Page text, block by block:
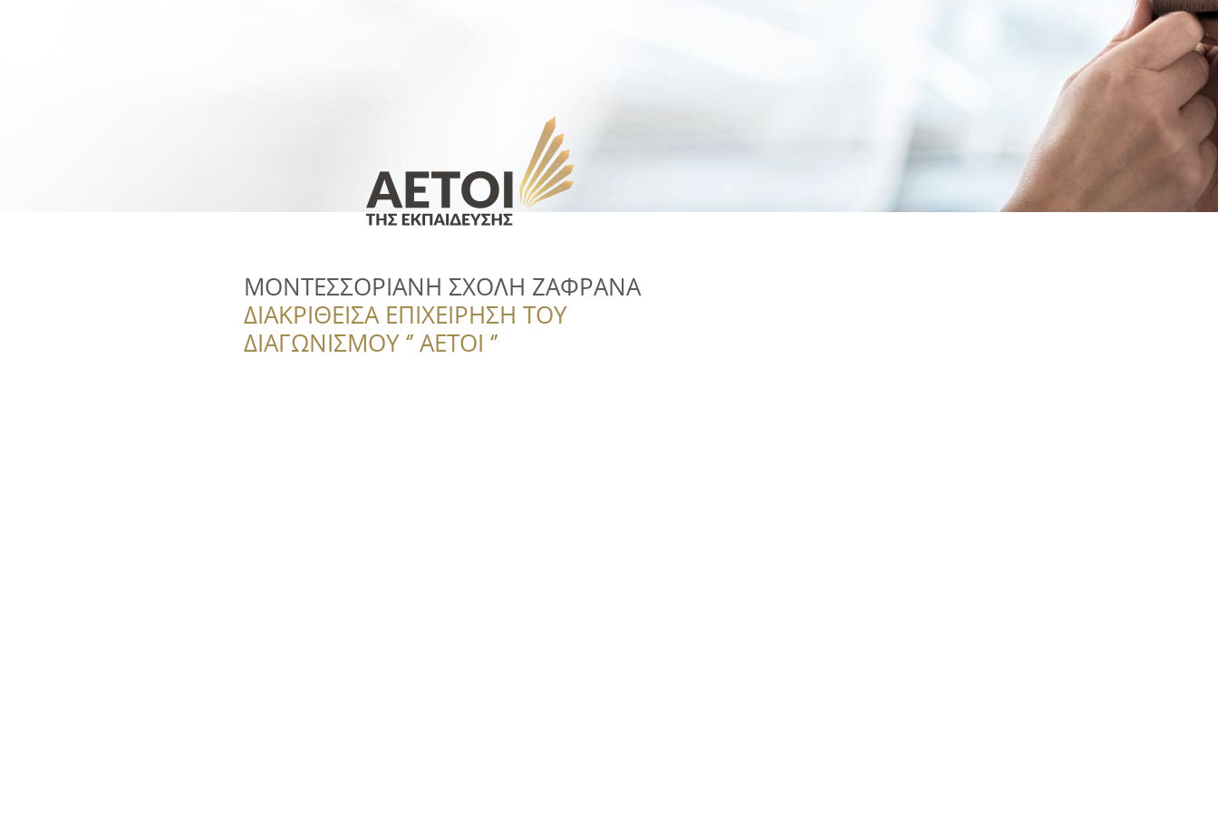
ΜΟΝΤΕΣΣΟΡΙΑΝΗ ΣΧΟΛΗ ΖΑΦΡΑΝΑ
ΔΙΑΚΡΙΘΕΙΣΑ ΕΠΙΧΕΙΡΗΣΗ ΤΟΥ
ΔΙΑΓΩΝΙΣΜΟΥ ‘’ ΑΕΤΟΙ ‘’